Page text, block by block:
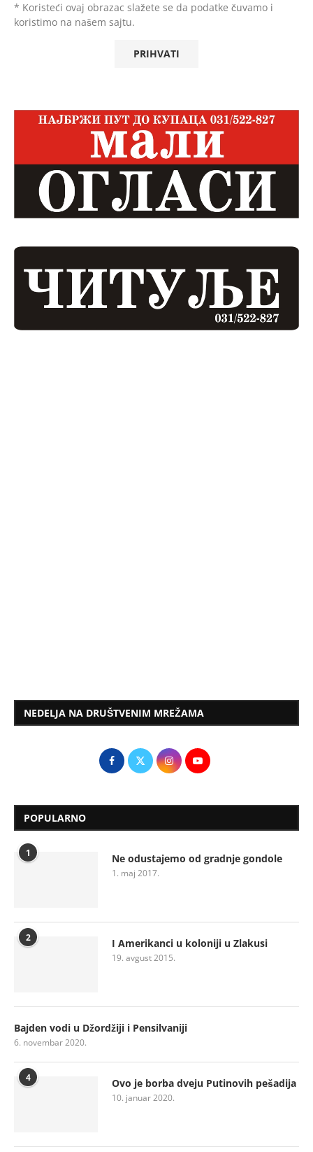
* Koristeći ovaj obrazac slažete se da podatke čuvamo i
koristimo na našem sajtu.
NEDELJA NA DRUŠTVENIM MREŽAMA
POPULARNO
1 Ne odustajemo od gradnje gondole
1. maj 2017.
2 I Amerikanci u koloniji u Zlakusi
19. avgust 2015.
Bajden vodi u Džordžiji i Pensilvaniji
6. novembar 2020.
4 Ovo je borba dveju Putinovih pešadija
10. januar 2020.